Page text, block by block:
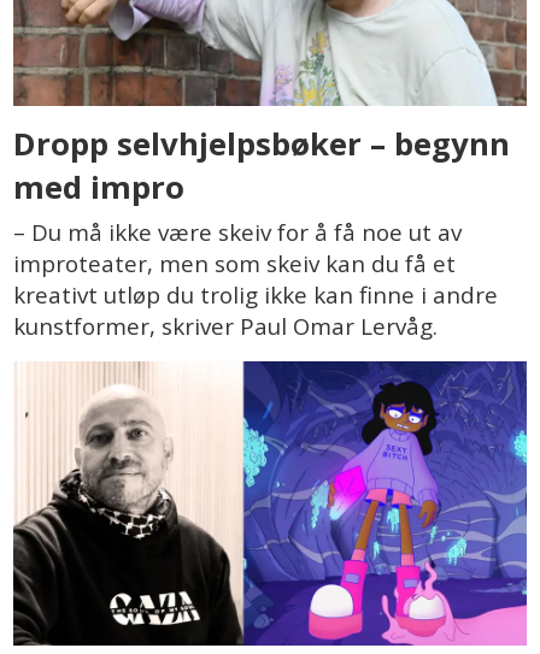
Dropp selvhjelpsbøker – begynn
med impro
– Du må ikke være skeiv for å få noe ut av
improteater, men som skeiv kan du få et
kreativt utløp du trolig ikke kan finne i andre
kunstformer, skriver Paul Omar Lervåg.